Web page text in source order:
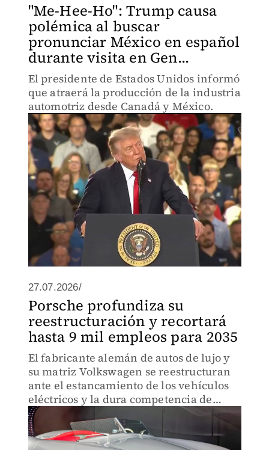
"Me-Hee-Ho": Trump causa
polémica al buscar
pronunciar México en español
durante visita en Gen...
El presidente de Estados Unidos informó
que atraerá la producción de la industria
automotriz desde Canadá y México.
27.07.2026/
Porsche profundiza su
reestructuración y recortará
hasta 9 mil empleos para 2035
El fabricante alemán de autos de lujo y
su matriz Volkswagen se reestructuran
ante el estancamiento de los vehículos
eléctricos y la dura competencia de
marcas chinas.